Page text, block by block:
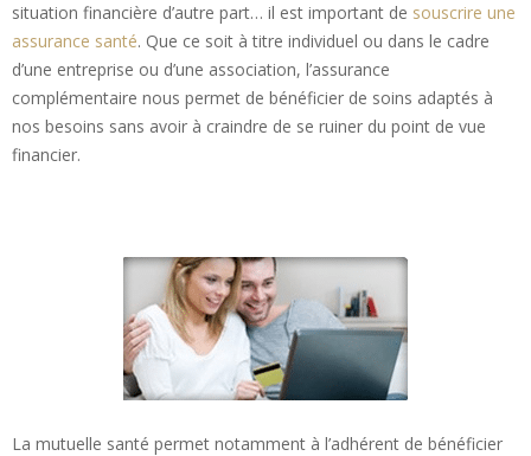
situation financière d’autre part… il est important de souscrire une
assurance santé. Que ce soit à titre individuel ou dans le cadre
d’une entreprise ou d’une association, l’assurance
complémentaire nous permet de bénéficier de soins adaptés à
nos besoins sans avoir à craindre de se ruiner du point de vue
financier.
La mutuelle santé permet notamment à l’adhérent de bénéficier